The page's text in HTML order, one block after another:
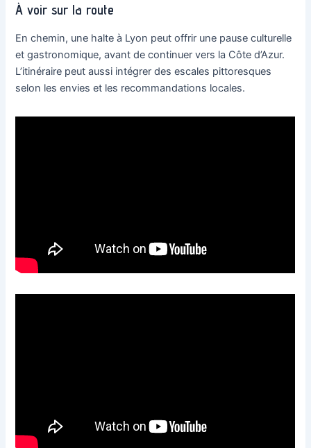
À voir sur la route
En chemin, une halte à Lyon peut offrir une pause culturelle
et gastronomique, avant de continuer vers la Côte d’Azur.
L’itinéraire peut aussi intégrer des escales pittoresques
selon les envies et les recommandations locales.